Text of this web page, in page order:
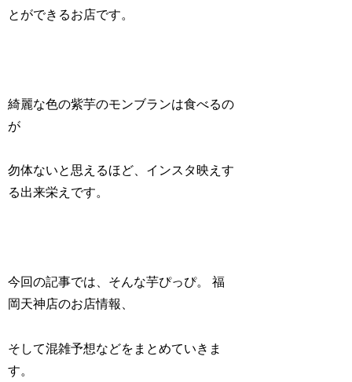
とができるお店です。
綺麗な色の紫芋のモンブランは食べるの
が
勿体ないと思えるほど、インスタ映えす
る出来栄えです。
今回の記事では、そんな芋ぴっぴ。 福
岡天神店のお店情報、
そして混雑予想などをまとめていきま
す。